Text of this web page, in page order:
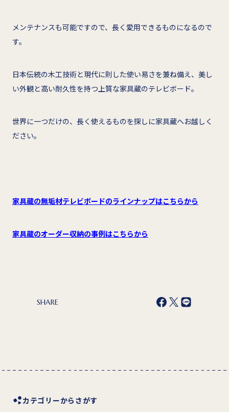
メンテナンスも可能ですので、長く愛用できるものになるので
す。
日本伝統の木工技術と現代に則した使い易さを兼ね備え、美し
い外観と高い耐久性を持つ上質な家具蔵のテレビボード。
世界に一つだけの、長く使えるものを探しに家具蔵へお越しく
ださい。
家具蔵の無垢材テレビボードのラインナップはこちらから
家具蔵のオーダー収納の事例はこちらから
SHARE
カテゴリーからさがす